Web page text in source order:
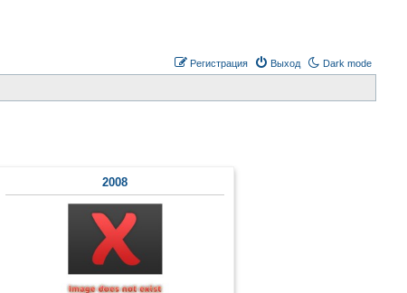
Dark mode
Выход
Регистрация
2008